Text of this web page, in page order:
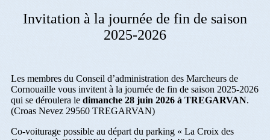
Invitation à la journée de fin de saison
2025-2026
Les membres du Conseil d’administration des Marcheurs de
Cornouaille vous invitent à la journée de fin de saison 2025-2026
qui se déroulera le dimanche 28 juin 2026 à TREGARVAN.
(Croas Nevez 29560 TREGARVAN)
Co-voiturage possible au départ du parking « La Croix des